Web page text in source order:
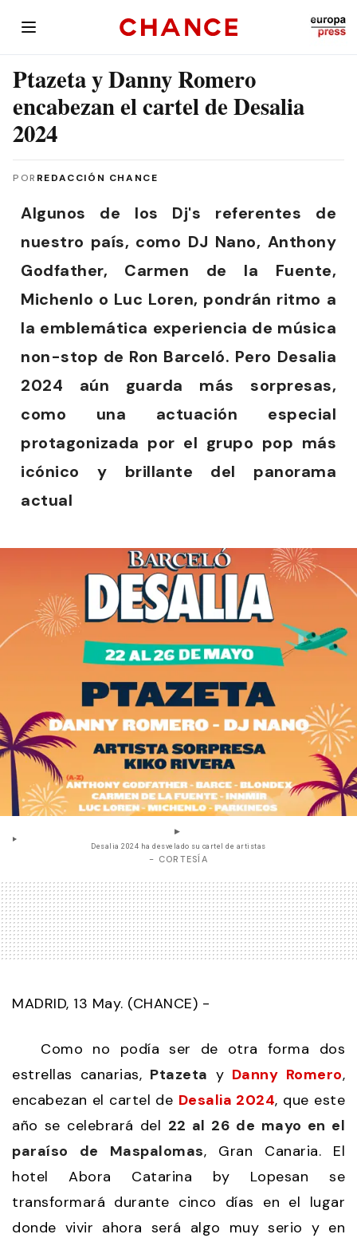
Ptazeta y Danny Romero
encabezan el cartel de Desalia
2024
POR REDACCIÓN CHANCE
Algunos de los Dj's referentes de
nuestro país, como DJ Nano, Anthony
Godfather, Carmen de la Fuente,
Michenlo o Luc Loren, pondrán ritmo a
la emblemática experiencia de música
non-stop de Ron Barceló. Pero Desalia
2024 aún guarda más sorpresas,
como una actuación especial
protagonizada por el grupo pop más
icónico y brillante del panorama
actual
Desalia 2024 ha desvelado su cartel de artistas
- CORTESÍA
MADRID, 13 May. (CHANCE) -
Como no podía ser de otra forma dos
estrellas canarias, Ptazeta y Danny Romero,
encabezan el cartel de Desalia 2024, que este
año se celebrará del 22 al 26 de mayo en el
paraíso de Maspalomas, Gran Canaria. El
hotel Abora Catarina by Lopesan se
transformará durante cinco días en el lugar
donde vivir ahora será algo muy serio y en